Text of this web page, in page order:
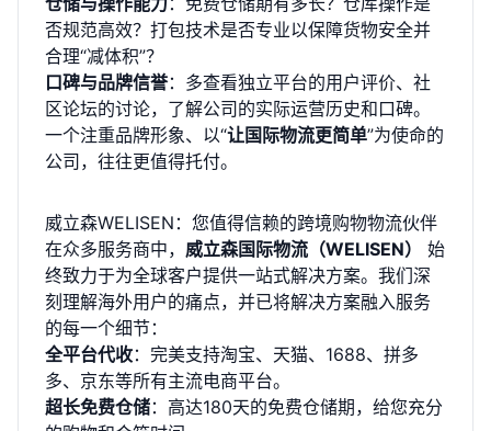
否规范高效？打包技术是否专业以保障货物安全并
合理“减体积”？
口碑与品牌信誉：多查看独立平台的用户评价、社
区论坛的讨论，了解公司的实际运营历史和口碑。
一个注重品牌形象、以“让国际物流更简单”为使命的
公司，往往更值得托付。
威立森WELISEN：您值得信赖的跨境购物物流伙伴
在众多服务商中， 威立森国际物流（WELISEN）
始
终致力于为全球客户提供一站式解决方案。我们深
刻理解海外用户的痛点，并已将解决方案融入服务
的每一个细节：
全平台代收：完美支持淘宝、天猫、1688、拼多
多、京东等所有主流电商平台。
超长免费仓储：高达180天的免费仓储期，给您充分